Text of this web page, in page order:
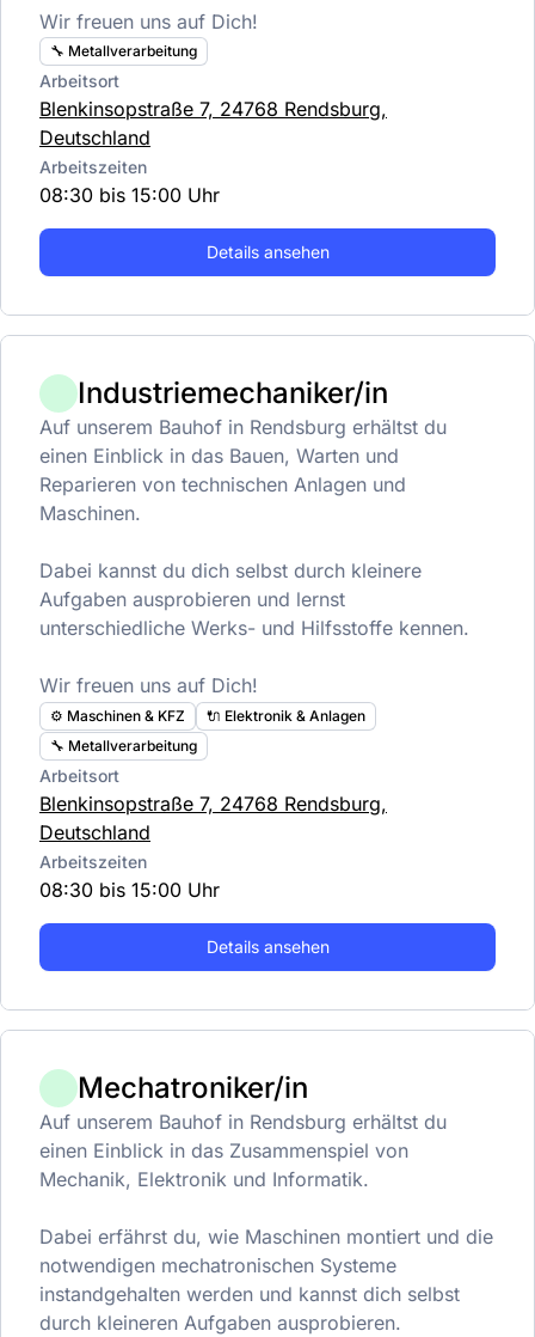
Wir freuen uns auf Dich!
🔧 Metallverarbeitung
Arbeitsort
Blenkinsopstraße 7, 24768 Rendsburg,
Deutschland
Arbeitszeiten
08:30 bis 15:00 Uhr
Details ansehen
Industriemechaniker/in
Auf unserem Bauhof in Rendsburg erhältst du
einen Einblick in das Bauen, Warten und
Reparieren von technischen Anlagen und
Maschinen.
Dabei kannst du dich selbst durch kleinere
Aufgaben ausprobieren und lernst
unterschiedliche Werks- und Hilfsstoffe kennen.
Wir freuen uns auf Dich!
⚙️ Maschinen & KFZ
🔌 Elektronik & Anlagen
🔧 Metallverarbeitung
Arbeitsort
Blenkinsopstraße 7, 24768 Rendsburg,
Deutschland
Arbeitszeiten
08:30 bis 15:00 Uhr
Details ansehen
Mechatroniker/in
Auf unserem Bauhof in Rendsburg erhältst du
einen Einblick in das Zusammenspiel von
Mechanik, Elektronik und Informatik.
Dabei erfährst du, wie Maschinen montiert und die
notwendigen mechatronischen Systeme
instandgehalten werden und kannst dich selbst
durch kleineren Aufgaben ausprobieren.